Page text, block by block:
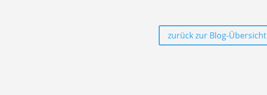
zurück zur Blog-Übersicht